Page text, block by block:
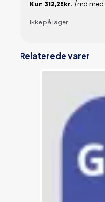
Ikke på lager
Relaterede varer